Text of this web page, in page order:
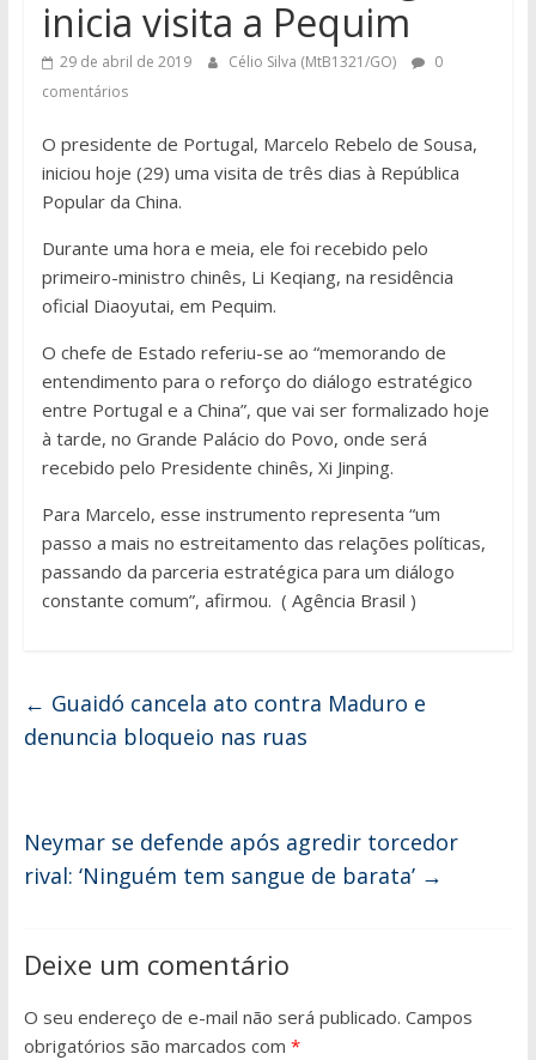
inicia visita a Pequim
29 de abril de 2019 Célio Silva (MtB1321/GO)
0
comentários
O presidente de Portugal, Marcelo Rebelo de Sousa,
iniciou hoje (29) uma visita de três dias à República
Popular da China.
Durante uma hora e meia, ele foi recebido pelo
primeiro-ministro chinês, Li Keqiang, na residência
oficial Diaoyutai, em Pequim.
O chefe de Estado referiu-se ao “memorando de
entendimento para o reforço do diálogo estratégico
entre Portugal e a China”, que vai ser formalizado hoje
à tarde, no Grande Palácio do Povo, onde será
recebido pelo Presidente chinês, Xi Jinping.
Para Marcelo, esse instrumento representa “um
passo a mais no estreitamento das relações políticas,
passando da parceria estratégica para um diálogo
constante comum”, afirmou. ( Agência Brasil )
← Guaidó cancela ato contra Maduro e
denuncia bloqueio nas ruas
Neymar se defende após agredir torcedor
rival: ‘Ninguém tem sangue de barata’ →
Deixe um comentário
O seu endereço de e-mail não será publicado. Campos
obrigatórios são marcados com *